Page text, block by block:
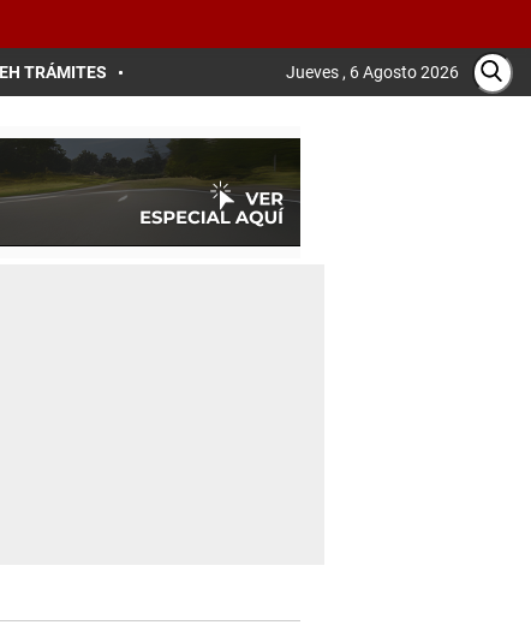
EH TRÁMITES Jueves , 6 Agosto 2026